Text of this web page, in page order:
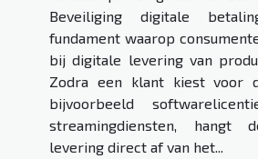
Beveiliging digitale
fundament waarop
bij digitale levering van
Zodra een klant kiest voor
bijvoorbeeld
streamingdiensten, hangt
levering direct af van het...